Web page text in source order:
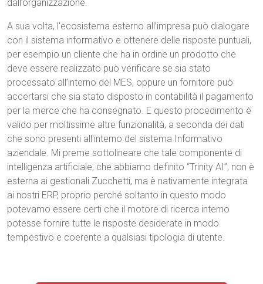
dall’organizzazione.
A sua volta, l'ecosistema esterno all’impresa può dialogare
con il sistema informativo e ottenere delle risposte puntuali,
per esempio un cliente che ha in ordine un prodotto che
deve essere realizzato può verificare se sia stato
processato all’interno del MES, oppure un fornitore può
accertarsi che sia stato disposto in contabilità il pagamento
per la merce che ha consegnato. E questo procedimento è
valido per moltissime altre funzionalità, a seconda dei dati
che sono presenti all'interno del sistema Informativo
aziendale. Mi preme sottolineare che tale componente di
intelligenza artificiale, che abbiamo definito “Trinity AI”, non è
esterna ai gestionali Zucchetti, ma è nativamente integrata
ai nostri ERP, proprio perché soltanto in questo modo
potevamo essere certi che il motore di ricerca interno
potesse fornire tutte le risposte desiderate in modo
tempestivo e coerente a qualsiasi tipologia di utente.